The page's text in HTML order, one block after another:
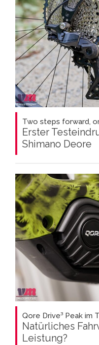
Two steps forward,
Erster
Shimano Deore
Qore Drive³ Peak im
Natürliches
Leistung?